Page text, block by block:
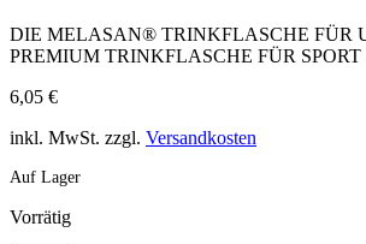
DIE MELASAN® TRINKFLASCHE FÜR
PREMIUM TRINKFLASCHE FÜR
6,05 €
inkl. MwSt. zzgl. Versandkosten
Auf Lager
Vorrätig